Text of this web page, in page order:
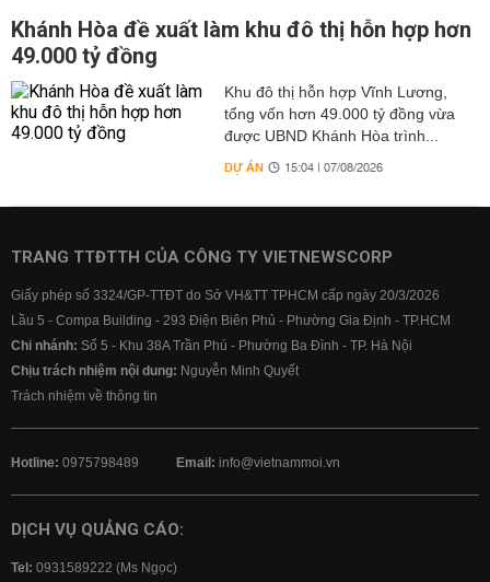
Khánh Hòa đề xuất làm khu đô thị hỗn hợp hơn
49.000 tỷ đồng
Khu đô thị hỗn hợp Vĩnh Lương,
tổng vốn hơn 49.000 tỷ đồng vừa
được UBND Khánh Hòa trình...
DỰ ÁN 15:04 | 07/08/2026
TRANG TTĐTTH CỦA CÔNG TY VIETNEWSCORP
Giấy phép số 3324/GP-TTĐT do Sở VH&TT TPHCM cấp ngày 20/3/2026
Lầu 5 - Compa Building - 293 Điện Biên Phủ - Phường Gia Định - TP.HCM
Chi nhánh: Số 5 - Khu 38A Trần Phú - Phường Ba Đình - TP. Hà Nội
Chịu trách nhiệm nội dung: Nguyễn Minh Quyết
Trách nhiệm về thông tin
Hotline: 0975798489 Email: info@vietnammoi.vn
DỊCH VỤ QUẢNG CÁO:
Tel: 0931589222 (Ms Ngọc)